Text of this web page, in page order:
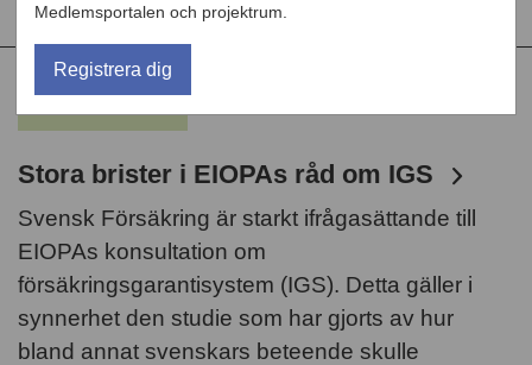
Stora brister i EIOPAs råd om IGS
Svensk Försäkring är starkt ifrågasättande till
EIOPAs konsultation om
försäkringsgarantisystem (IGS). Detta gäller i
synnerhet den studie som har gjorts av hur
bland annat svenskars beteende skulle
Medlemsportalen och projektrum.
Registrera dig